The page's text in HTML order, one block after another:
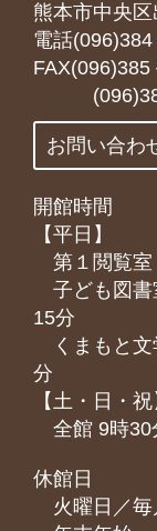
熊本市中央
電話
FAX(096)385
(096)385
お問い合わ
開館時間
【平日】
第１閲覧室
子ども
15分
くまもと
分
【土・日・祝
全館 9時30
休館日
火曜日／毎